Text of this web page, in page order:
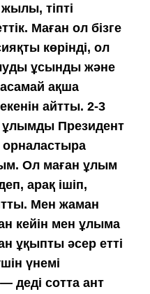
тіпті
Маған ол бізге
көрінді, ол
ұсынды және
ақша
айтты. 2-3
ұлымды Президент
орналастыра
Ол маған ұлым
арақ ішіп,
Мен жаман
кейін мен ұлыма
ұқыпты әсер етті
үнемі
деді сотта ант